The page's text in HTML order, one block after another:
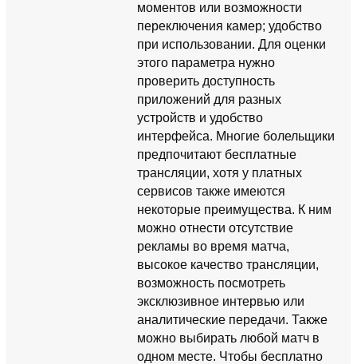
моментов или возможности
переключения камер; удобство
при использовании. Для оценки
этого параметра нужно
проверить доступность
приложений для разных
устройств и удобство
интерфейса. Многие болельщики
предпочитают бесплатные
трансляции, хотя у платных
сервисов также имеются
некоторые преимущества. К ним
можно отнести отсутствие
рекламы во время матча,
высокое качество трансляции,
возможность посмотреть
эксклюзивное интервью или
аналитические передачи. Также
можно выбирать любой матч в
одном месте. Чтобы бесплатно